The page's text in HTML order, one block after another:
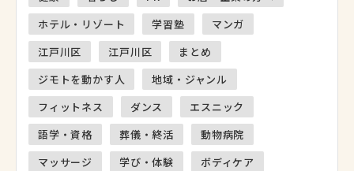
ホテル・リゾート
学習塾
マンガ
江戸川区
江戸川区
まとめ
ジモトを動かす人
地域・ジャンル
フィットネス
ダンス
エスニック
語学・資格
葬儀・終活
動物病院
マッサージ
学び・体験
ボディケア